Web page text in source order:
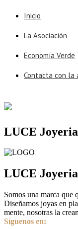
Inicio
La Asociación
Economía Verde
Contacta con la
LUCE Joyeria
LUCE Joyeria
Somos una marca que
Diseñamos joyas en
mente, nosotras la
Síguenos en: